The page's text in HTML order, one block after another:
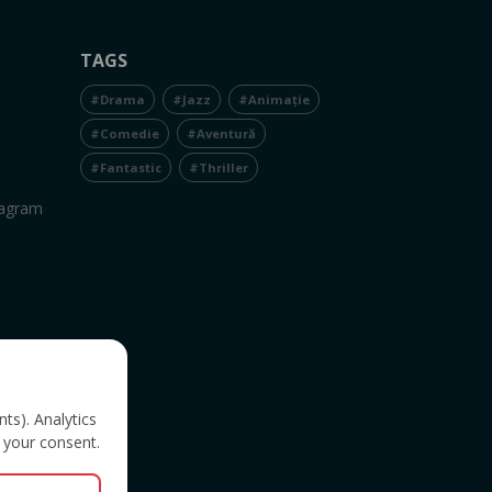
TAGS
#Drama #Jazz #Animație
#Comedie #Aventură
#Fantastic #Thriller
Analytics
consent.